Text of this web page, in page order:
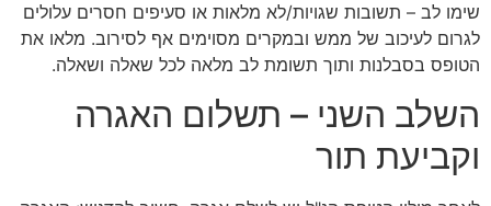
שימו לב – תשובות שגויות/לא מלאות או סעיפים חסרים עלולים
לגרום לעיכוב של ממש ובמקרים מסוימים אף לסירוב. מלאו את
הטופס בסבלנות ותוך תשומת לב מלאה לכל שאלה ושאלה.
השלב השני – תשלום האגרה
וקביעת תור